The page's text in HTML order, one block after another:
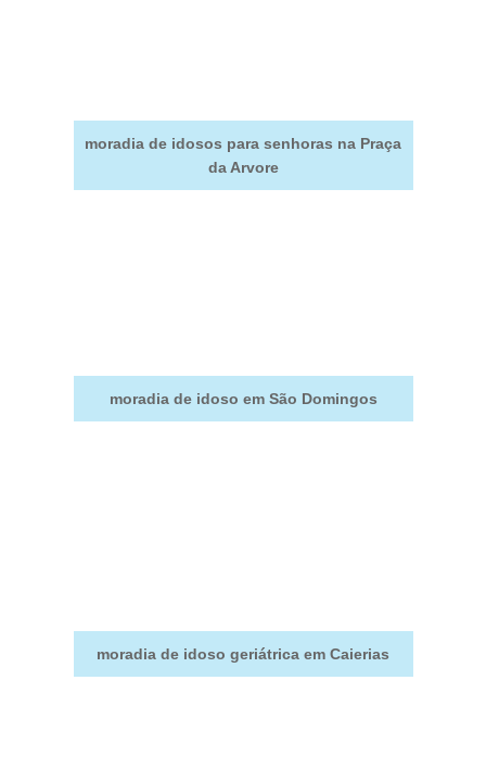
moradia de idosos para senhoras na Praça
da Arvore
moradia de idoso em São Domingos
moradia de idoso geriátrica em Caierias